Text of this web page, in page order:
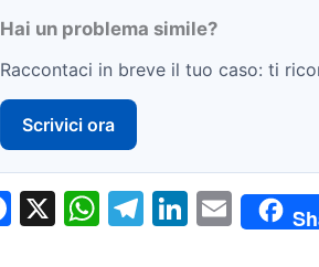
Hai un problema simile?
Raccontaci in breve il tuo caso: ti
Scrivici ora
F
X
W T
Li E
m